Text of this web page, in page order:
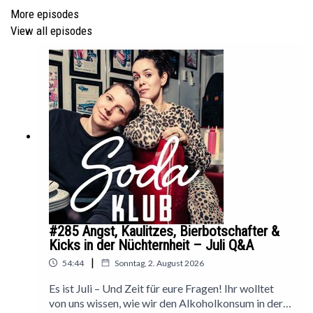
Demonstrieren, und mehr damit, einladend zu sein?
Christine Koschmieder: »Frühjahrskollektion
Verlag:
https://kanon-verlag.de/shop/romane/christine-
koschmieder-fruehjahrskollektion/
Christine Koschmieder im SodaKlub:
#159 Beim Sex an die Einkaufsliste denken: Nähe, Distanz
und Scham mit Christine Koschmieder (Oktober 2023):
https://open.spotify.com/episode/
More episodes
View all episodes
#285 Angst, Kaulitzes, Bierbotschafter &
Kicks in der Nüchternheit – Juli Q&A
54:44 | Sonntag, 2. August 2026
Es ist Juli – Und Zeit für eure Fragen! Ihr wolltet
von uns wissen, wie wir den Alkoholkonsum in der